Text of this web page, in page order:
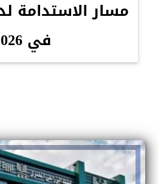
مسار الاستدامة
في 2026